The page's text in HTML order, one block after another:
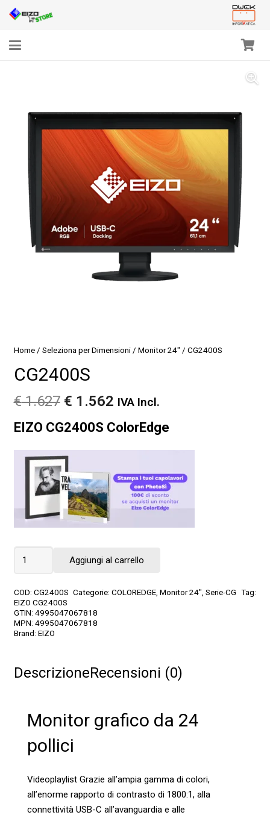
Home/ Seleziona per Dimensioni/ Monitor 24" / CG2400S
CG2400S
€1.627 Il
originale
era:
€ 1.627.
€ 1.562Il
attuale
è:
IVA Incl.
EIZO CG2400S ColorEdge
Aggiungi al carrello
COD: CG2400S Categorie: COLOREDGE, Monitor 24", Serie-CG Tag:
EIZO CG2400S
GTIN: 4995047067818
MPN: 4995047067818
Brand: EIZO
DescrizioneRecensioni (0)
Monitor grafico da 24
pollici
Videoplaylist Grazie all’ampia gamma di colori,
all’enorme rapporto di contrasto di 1800:1, alla
connettività USB-C all’avanguardia e alle